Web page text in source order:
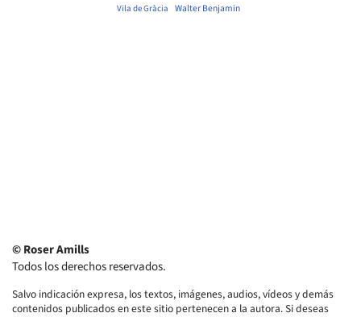
Vila de Gràcia Walter Benjamin
© Roser Amills
Todos los derechos reservados.
Salvo indicación expresa, los textos, imágenes, audios, vídeos y demás
contenidos publicados en este sitio pertenecen a la autora. Si deseas